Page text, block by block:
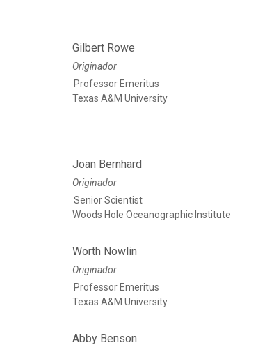
Gilbert Rowe
Originador
Professor Emeritus
Texas A&M University
Joan Bernhard
Originador
Senior Scientist
Woods Hole Oceanographic Institute
Worth Nowlin
Originador
Professor Emeritus
Texas A&M University
Abby Benson